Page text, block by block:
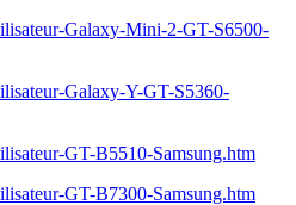
Galaxy-Mini-2-GT-S6500-
Galaxy-Y-GT-S5360-
GT-B5510-Samsung.htm
GT-B7300-Samsung.htm